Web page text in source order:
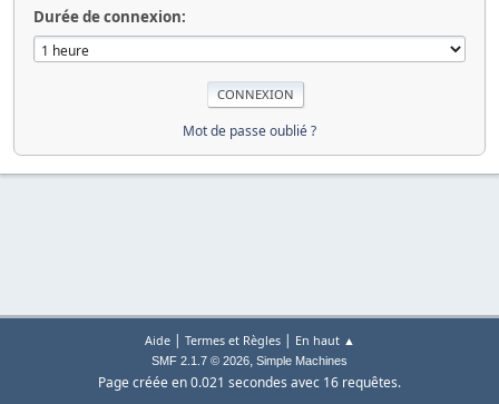
Durée de connexion:
Mot de passe oublié ?
Aide| Termes et Règles| En haut ▲
SMF 2.1.7 © 2026, Simple Machines
Page créée en 0.021 secondes avec 16 requêtes.